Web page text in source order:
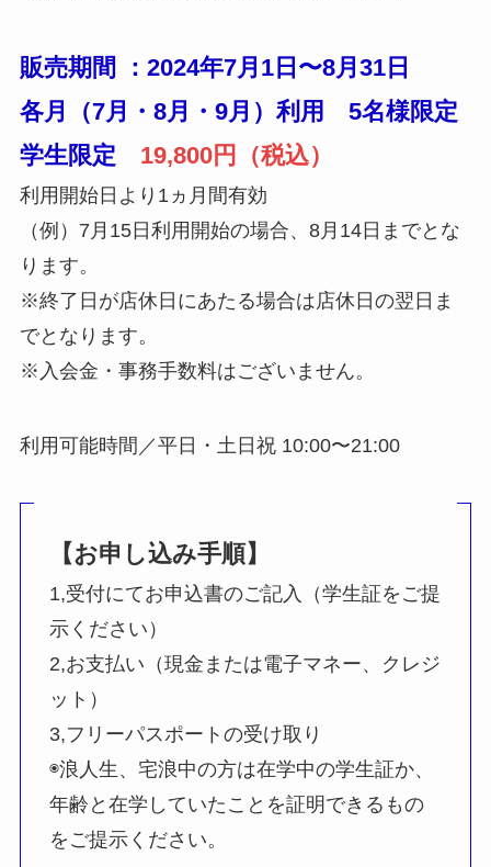
販売期間 ：2024年7月1日〜8月31日
各月（7月・8月・9月）利用 5名様限定
学生限定 19,800円（税込）
利用開始日より1ヵ月間有効
（例）7月15日利用開始の場合、8月14日までとな
ります。
※終了日が店休日にあたる場合は店休日の翌日ま
でとなります。
※入会金・事務手数料はございません。
利用可能時間／平日・土日祝 10:00〜21:00
【お申し込み手順】
1,受付にてお申込書のご記入（学生証をご提
示ください）
2,お支払い（現金または電子マネー、クレジ
ット）
3,フリーパスポートの受け取り
◉浪人生、宅浪中の方は在学中の学生証か、
年齢と在学していたことを証明できるもの
をご提示ください。